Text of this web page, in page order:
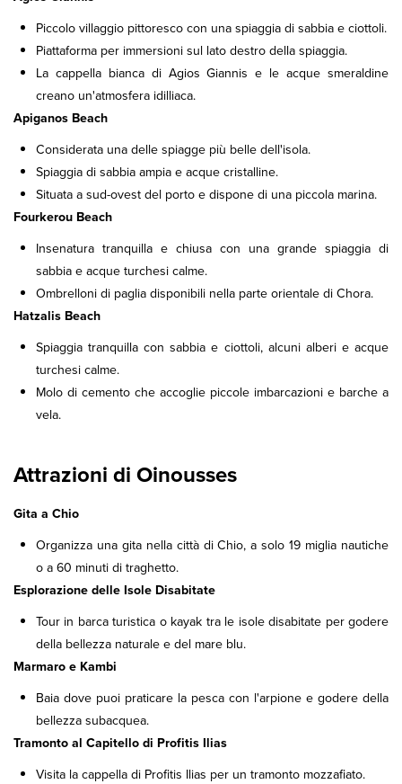
Piccolo villaggio pittoresco con una spiaggia di sabbia e ciottoli.
Piattaforma per immersioni sul lato destro della spiaggia.
La cappella bianca di Agios Giannis e le acque smeraldine
creano un'atmosfera idilliaca.
Apiganos Beach
Considerata una delle spiagge più belle dell'isola.
Spiaggia di sabbia ampia e acque cristalline.
Situata a sud-ovest del porto e dispone di una piccola marina.
Fourkerou Beach
Insenatura tranquilla e chiusa con una grande spiaggia di
sabbia e acque turchesi calme.
Ombrelloni di paglia disponibili nella parte orientale di Chora.
Hatzalis Beach
Spiaggia tranquilla con sabbia e ciottoli, alcuni alberi e acque
turchesi calme.
Molo di cemento che accoglie piccole imbarcazioni e barche a
vela.
Attrazioni di Oinousses
Gita a Chio
Organizza una gita nella città di Chio, a solo 19 miglia nautiche
o a 60 minuti di traghetto.
Esplorazione delle Isole Disabitate
Tour in barca turistica o kayak tra le isole disabitate per godere
della bellezza naturale e del mare blu.
Marmaro e Kambi
Baia dove puoi praticare la pesca con l'arpione e godere della
bellezza subacquea.
Tramonto al Capitello di Profitis Ilias
Visita la cappella di Profitis Ilias per un tramonto mozzafiato.